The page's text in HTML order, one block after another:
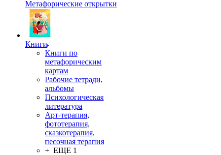
Метафорические открытки
Книги
Книги по
метафорическим
картам
Рабочие тетради,
альбомы
Психологическая
литература
Арт-терапия,
фототерапия,
сказкотерапия,
песочная терапия
+ ЕЩЕ 1